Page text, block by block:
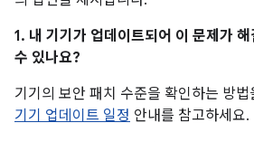
1. 내 기기가 업데이트되어 이 문제가
수 있나요?
기기의 보안 패치 수준을 확인하는 방법
기기 업데이트 일정 안내를 참고하세요.